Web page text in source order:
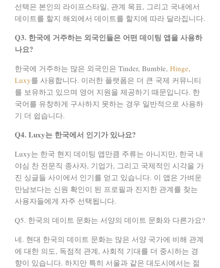
선택은 본인의 라이프스타일, 관계 목표, 그리고 국내에서
데이트를 할지 해외에서 데이트를 할지에 따라 달라집니다.
Q3. 한국에 거주하는 외국인들은 어떤 데이팅 앱을 사용하
나요?
한국에 거주하는 많은 외국인은 Tinder, Bumble, Hinge,
Luxy를 사용합니다. 이러한 플랫폼은 더 큰 국제 커뮤니티
를 보유하고 있으며 영어 지원을 제공하기 때문입니다. 한
국어를 유창하게 구사하지 못하는 경우 일반적으로 사용하
기 더 쉽습니다.
Q4. Luxy는 한국에서 인기가 있나요?
Luxy는 한국 현지 데이팅 앱만큼 주류는 아니지만, 한국 내
야심 찬 전문직 종사자, 기업가, 그리고 국제적인 시각을 가
진 싱글들 사이에서 인기를 얻고 있습니다. 이 앱은 가벼운
만남보다는 신원 확인이 된 프로필과 진지한 관계를 찾는
사용자들에게 자주 선택됩니다.
Q5. 한국의 데이트 문화는 서양의 데이트 문화와 다른가요?
네. 현대 한국의 데이트 문화는 많은 서양 국가에 비해 관계
에 대한 의도, 독점적 관계, 사회적 기대를 더 중시하는 경
향이 있습니다. 하지만 특히 서울과 같은 대도시에서는 젊